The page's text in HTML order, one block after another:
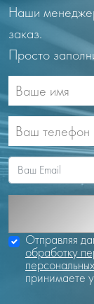
Наши
заказ.
Просто
Отправляя
обработку
принимаете